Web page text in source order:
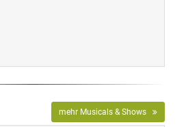
mehr Musicals & Shows